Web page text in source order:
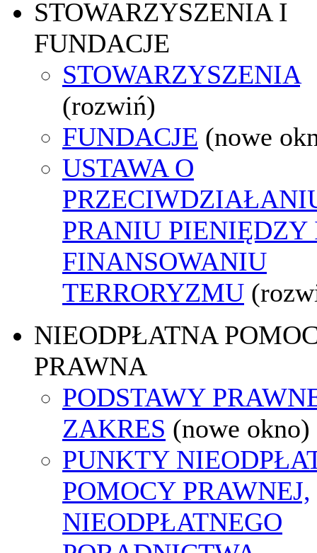
STOWARZYSZENIA I
FUNDACJE
STOWARZYSZENIA
(rozwiń)
FUNDACJE (nowe
USTAWA O
PRANIU PIENIĘDZY
FINANSOWANIU
TERRORYZMU
NIEODPŁATNA
PRAWNA
PODSTAWY
ZAKRES (nowe okno)
PUNKTY
POMOCY PRAWNEJ,
NIEODPŁATNEGO